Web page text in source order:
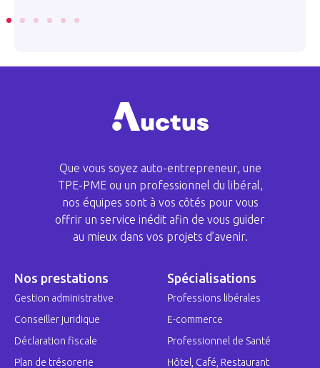
Que vous soyez auto-entrepreneur, une
TPE-PME ou un professionnel du libéral,
nos équipes sont à vos côtés pour vous
offrir un service inédit afin de vous guider
au mieux dans vos projets d’avenir.
Nos prestations
Gestion administrative
Conseiller juridique
Déclaration fiscale
Plan de trésorerie
Spécialisations
Professions libérales
E-commerce
Professionnel de Santé
Hôtel, Café, Restaurant